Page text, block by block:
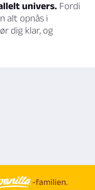
univers. Fordi
alt opnås i
dig klar, og
-familien.